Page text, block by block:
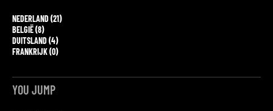
NEDERLAND (21)
BELGIË (8)
DUITSLAND (4)
FRANKRIJK (0)
YOU JUMP